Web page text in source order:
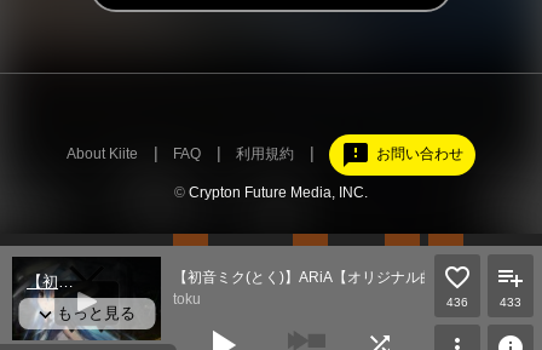
About Kiite FAQ 利用規約 feedback お問い合わせ
© Crypton Future Media, INC.
【初音ミク(とく)】ARiA【オリジナル曲PV】
toku
436 433